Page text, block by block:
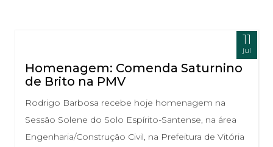
11
jul
Homenagem: Comenda Saturnino
de Brito na PMV
Rodrigo Barbosa recebe hoje homenagem na
Sessão Solene do Solo Espírito-Santense, na área
Engenharia/Construção Civil, na Prefeitura de Vitória